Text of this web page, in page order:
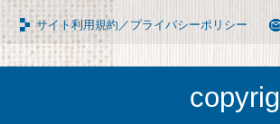
サイト利用規約／プライバシーポリシー